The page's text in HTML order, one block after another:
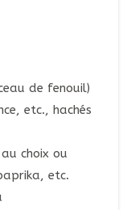
de fenouil)
etc., hachés
choix ou
etc.